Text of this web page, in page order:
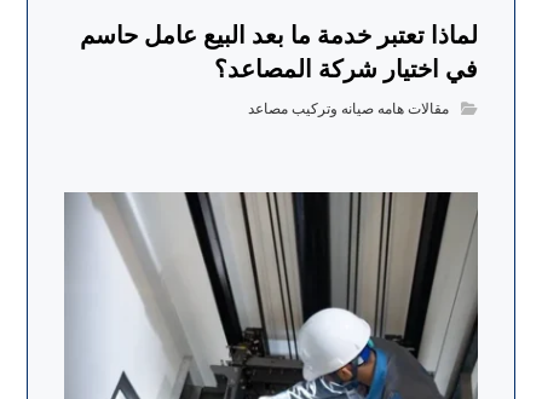
لماذا تعتبر خدمة ما بعد البيع عامل حاسم
في اختيار شركة المصاعد؟
مقالات هامه صيانه وتركيب مصاعد